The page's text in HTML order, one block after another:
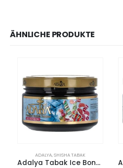
ÄHNLICHE PRODUKTE
ADALYA,SHISHA TABAK
Adalya Tabak Ice Bonbon 200g